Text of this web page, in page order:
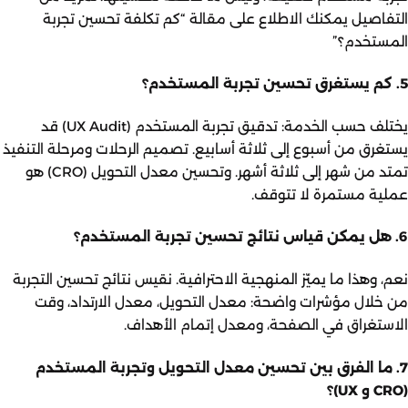
التفاصيل يمكنك الاطلاع على مقالة “كم تكلفة تحسين تجربة
المستخدم؟”
5. كم يستغرق تحسين تجربة المستخدم؟
يختلف حسب الخدمة: تدقيق تجربة المستخدم (UX Audit) قد
يستغرق من أسبوع إلى ثلاثة أسابيع. تصميم الرحلات ومرحلة التنفيذ
تمتد من شهر إلى ثلاثة أشهر. وتحسين معدل التحويل (CRO) هو
عملية مستمرة لا تتوقف.
6. هل يمكن قياس نتائج تحسين تجربة المستخدم؟
نعم، وهذا ما يميّز المنهجية الاحترافية. نقيس نتائج تحسين التجربة
من خلال مؤشرات واضحة: معدل التحويل، معدل الارتداد، وقت
الاستغراق في الصفحة، ومعدل إتمام الأهداف.
7. ما الفرق بين تحسين معدل التحويل وتجربة المستخدم
(CRO و UX)؟